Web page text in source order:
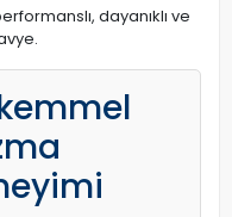
dayanıklı ve